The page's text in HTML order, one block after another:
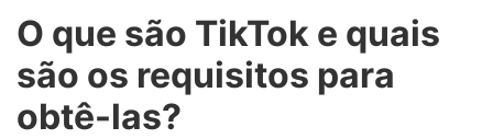
O que são TikTok e quais
são os requisitos para
obtê-las?